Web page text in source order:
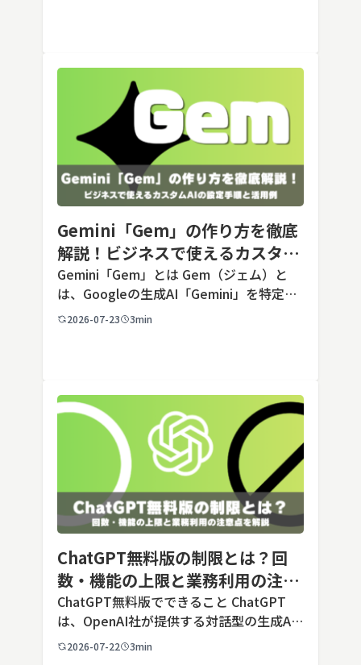
Gemini「Gem」の作り方を徹底
解説！ビジネスで使えるカスタム
AIの設定手順と活用例
Gemini「Gem」とは Gem（ジェム）と
は、Googleの生成AI「Gemini」を特定の
用途に合わせてカスタマイズできる機能で
2026-07-23 3min
ChatGPT無料版の制限とは？回
数・機能の上限と業務利用の注意
点を解説【2026年最新】
ChatGPT無料版でできること ChatGPT
は、OpenAI社が提供する対話型の生成AI
サービスです。アカウントを登録すれば無
2026-07-22 3min